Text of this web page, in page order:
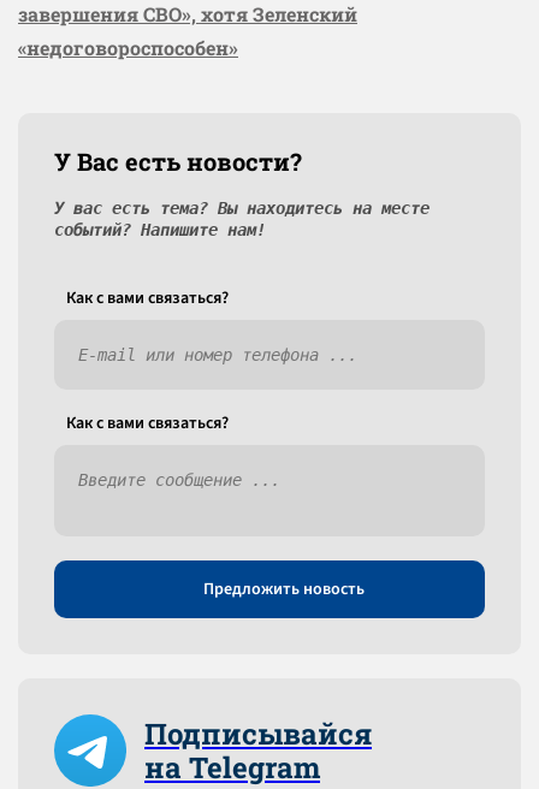
завершения СВО», хотя Зеленский
«недоговороспособен»
У Вас есть новости?
У вас есть тема? Вы находитесь на месте
событий? Напишите нам!
Как c вами связаться?
Как c вами связаться?
Предложить новость
Подписывайся
на Telegram